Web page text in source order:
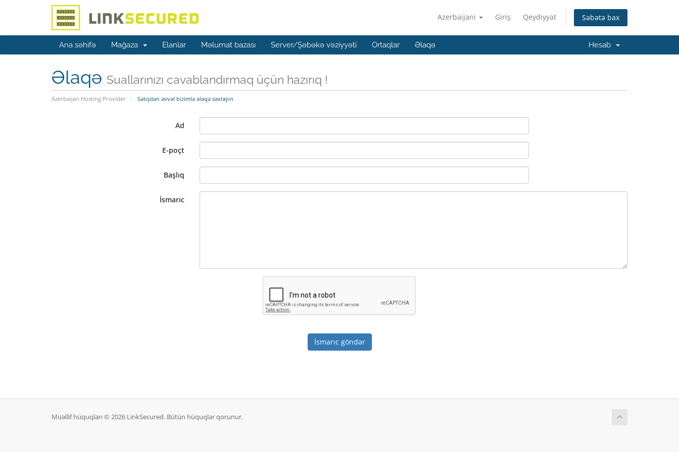
Azerbaijani Giriş Qeydiyyat Səbətə bax
Ana səhifə Mağaza Elanlar Məlumat bazası Server/Şəbəkə vəziyyəti Ortaqlar Əlaqə Hesab
Əlaqə Suallarınızı cavablandırmaq üçün hazırıq !
Azerbaijan Hosting Provider Satışdan əvvəl bizimlə əlaqə saxlayın
Ad
E-poçt
Başlıq
İsmarıc
İsmarıc göndər
Müəllif hüquqları © 2026 LinkSecured. Bütün hüquqlar qorunur.